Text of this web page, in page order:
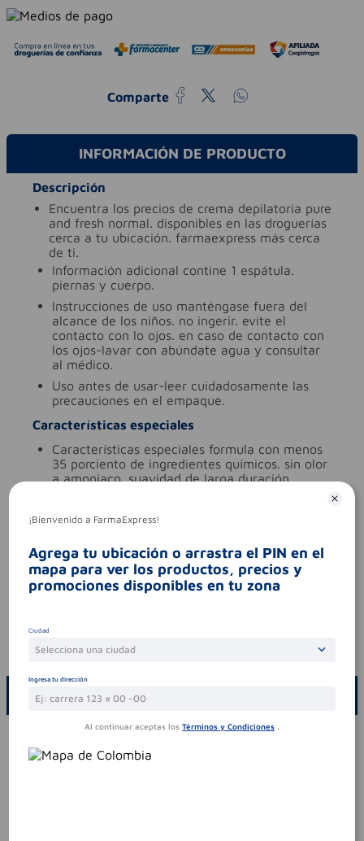
Comparte
INFORMACIÓN DE PRODUCTO
Descripción
encuentra los precios de crema depilatoria pure
and fresh normal. disponibles en las droguerías
cerca a tu ubicación. farmaexpress más cerca
de ti.
información adicional contine 1 espátula.
piernas y cuerpo.
instrucciones de uso manténgase fuera del
alcance de los niños. no ingerir. evite el
contacto con lo ojos. en caso de contacto con
los ojos-lavar con abúndate agua y consultar
al médico.
uso antes de usar-leer cuidadosamente las
precauciones en el empaque.
Características especiales
características especiales formula con menos
35 porciento de ingredientes químicos. sin olor
a amoniaco. suavidad de larga duración.
tipo de producto depiladores
Aviso legal
contraindicaciones antes de cada uso-probar
la reacción de la piel aplicando el producto en
una zona pequeña y retirándolo según las
codigo invima
ESCRIBE UN COMENTARIO
Por favor, inicie sesión para escribir un comentario
Sin comentarios.
¡Bienvenido a FarmaExpress!
Agrega tu ubicación o arrastra el PIN en el
mapa para ver los productos, precios y
promociones disponibles en tu zona
Ciudad
Selecciona una ciudad
Ingresa tu dirección
Al continuar aceptas los Términos y Condiciones .